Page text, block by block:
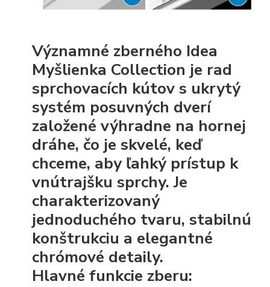
Významné zberného Idea
Myšlienka Collection je rad
sprchovacích kútov s ukrytý
systém posuvných dverí
založené výhradne na hornej
dráhe, čo je skvelé, keď
chceme, aby ľahký prístup k
vnútrajšku sprchy. Je
charakterizovaný
jednoduchého tvaru, stabilnú
konštrukciu a elegantné
chrómové detaily.
Hlavné funkcie zberu: